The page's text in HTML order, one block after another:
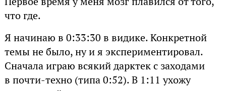
что где.
Я начинаю в 0:33:30 в видике. Конкретной
темы не было, ну и я экспериментировал.
Сначала играю всякий дарктек с заходами
в почти-техно (типа 0:52). В 1:11 ухожу